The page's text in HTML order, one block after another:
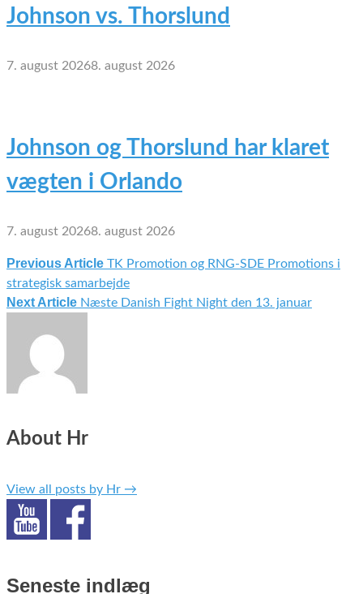
Johnson vs. Thorslund
7. august 20268. august 2026
Johnson og Thorslund har klaret
vægten i Orlando
7. august 20268. august 2026
Indlægsnavigation
Previous Article TK Promotion og RNG-SDE Promotions i
strategisk samarbejde
Next Article Næste Danish Fight Night den 13. januar
About Hr
View all posts by Hr →
Seneste indlæg